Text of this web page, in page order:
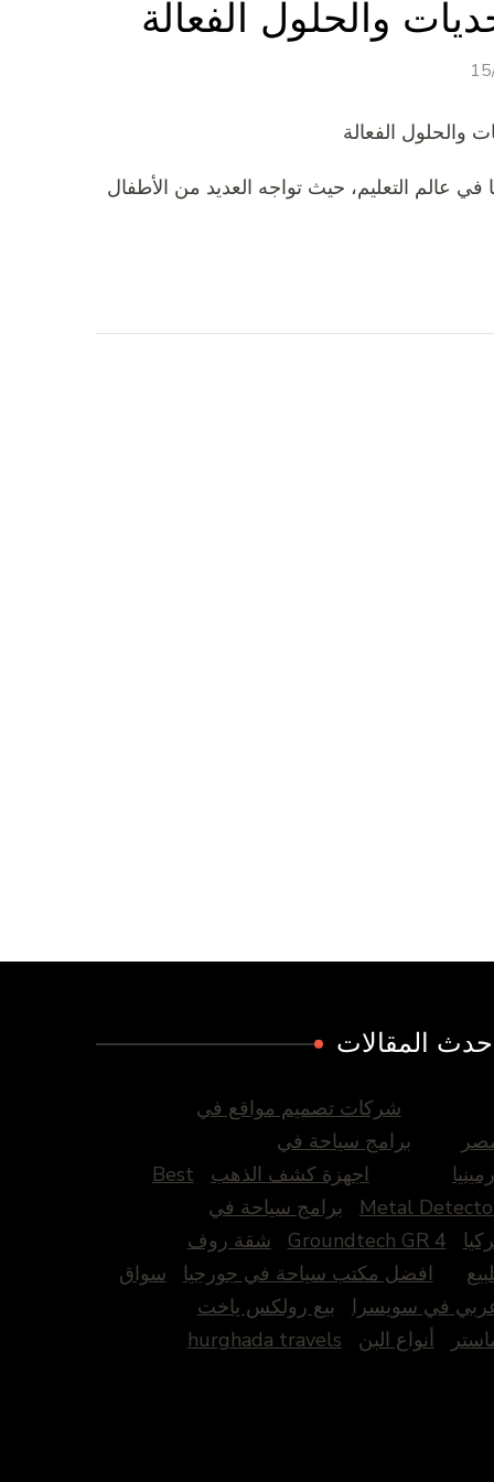
والحلول الفعالة
والحلول الفعالة
عالم التعليم، حيث تواجه العديد من الأطفال
المقالات
شركات تصميم مواقع في
برامج سياحة في
اجهزة كشف الذهب
Best
Metal
برامج سياحة في
Groundtech GR 4
شقة روف
افضل مكتب سياحة في جورجيا
سواق
في سويسرا
بيع رولكس ياخت
أنواع البن hurghada travels